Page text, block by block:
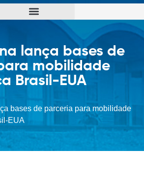
lança bases de
mobilidade
Brasil-EUA
bases de parceria para mobilidade
EUA